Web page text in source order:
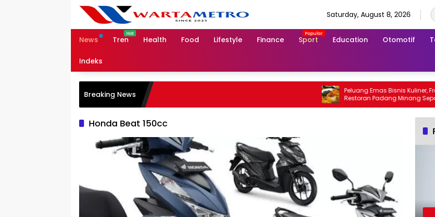
Saturday, August 8, 2026
News Tren Health Food Lifestyle Finance Sport Education Otomotif
Indeks
Breaking News
Peluang Emas Bisnis Kuliner,
Restoran Padang Minang Sepakat
Honda Beat 150cc